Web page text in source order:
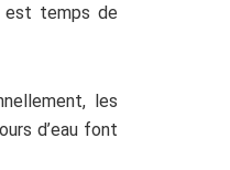
est temps de
les
d’eau font